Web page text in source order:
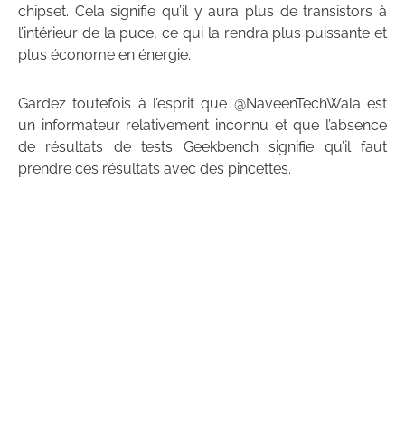
chipset. Cela signifie qu’il y aura plus de transistors à
l’intérieur de la puce, ce qui la rendra plus puissante et
plus économe en énergie.
Gardez toutefois à l’esprit que @NaveenTechWala est
un informateur relativement inconnu et que l’absence
de résultats de tests Geekbench signifie qu’il faut
prendre ces résultats avec des pincettes.